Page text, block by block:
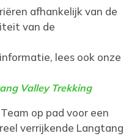
afhankelijk van de
van de
lees ook onze
Valley Trekking
op pad voor een
verrijkende Langtang